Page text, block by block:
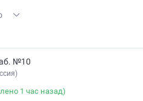
№10
1 час назад)